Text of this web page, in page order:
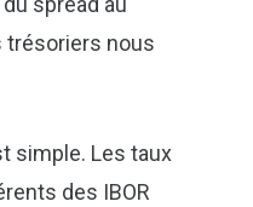
nous
simple. Les taux
des IBOR